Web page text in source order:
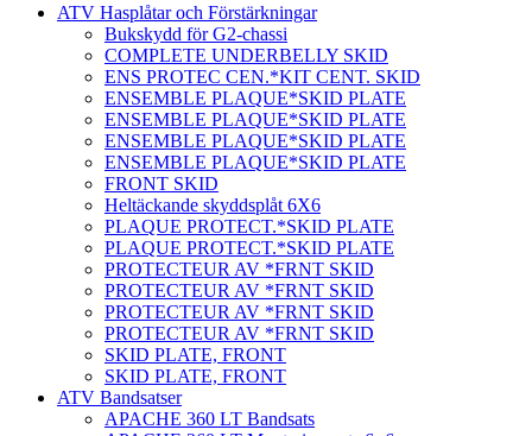
ATV Hasplåtar och Förstärkningar
Bukskydd för G2-chassi
COMPLETE UNDERBELLY SKID
ENS PROTEC CEN.*KIT CENT. SKID
ENSEMBLE PLAQUE*SKID PLATE
ENSEMBLE PLAQUE*SKID PLATE
ENSEMBLE PLAQUE*SKID PLATE
ENSEMBLE PLAQUE*SKID PLATE
FRONT SKID
Heltäckande skyddsplåt 6X6
PLAQUE PROTECT.*SKID PLATE
PLAQUE PROTECT.*SKID PLATE
PROTECTEUR AV *FRNT SKID
PROTECTEUR AV *FRNT SKID
PROTECTEUR AV *FRNT SKID
PROTECTEUR AV *FRNT SKID
SKID PLATE, FRONT
SKID PLATE, FRONT
ATV Bandsatser
APACHE 360 LT Bandsats